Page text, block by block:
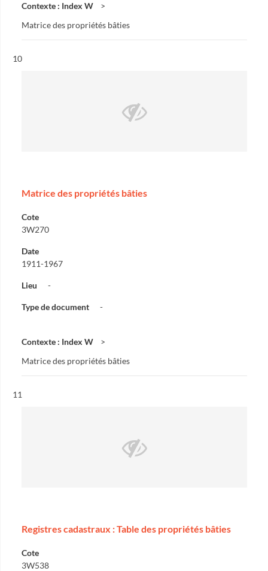
Contexte : Index W
Matrice des propriétés bâties
Résultat n°
10
Matrice des propriétés bâties
Cote
3W270
Date
1911-1967
Lieu -
Type de document -
Contexte : Index W
Matrice des propriétés bâties
Résultat n°
11
Registres cadastraux : Table des propriétés bâties
Cote
3W538